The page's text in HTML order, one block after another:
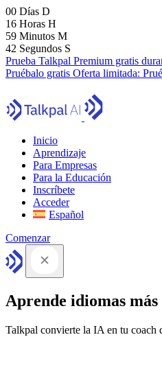
00 Días D
16 Horas H
59 Minutos M
41 Segundos S
Prueba Talkpal Premium gratis
Pruébalo gratis Oferta limitada:
Inicio
Aprendizaje
Para Empresas
Para la Educación
Inscríbete
Acceder
Español
Comenzar
Aprende idiomas
Talkpal convierte la IA en tu coach